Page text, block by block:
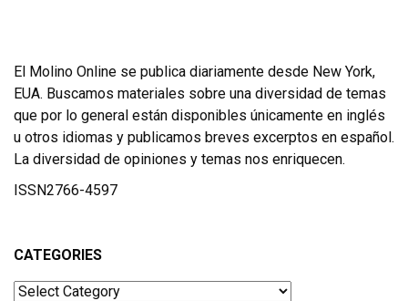
El Molino Online se publica diariamente desde New York,
EUA. Buscamos materiales sobre una diversidad de temas
que por lo general están disponibles únicamente en inglés
u otros idiomas y publicamos breves excerptos en español.
La diversidad de opiniones y temas nos enriquecen.
ISSN2766-4597
CATEGORIES
Categories